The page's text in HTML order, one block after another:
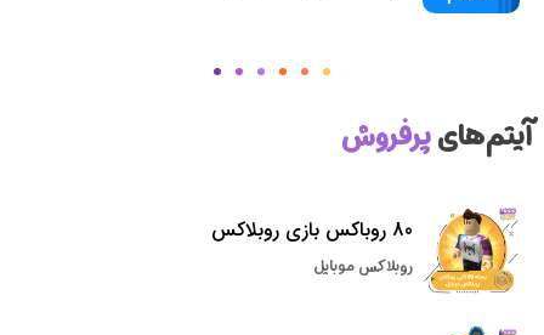
آیتم‌هایپرفروش
80 روباکس بازی روبلاکس
روبلاکس موبایل